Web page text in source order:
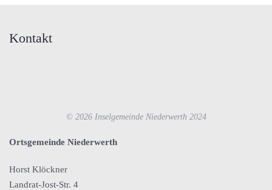
Kontakt
© 2026Inselgemeinde Niederwerth 2024
Ortsgemeinde Niederwerth
Horst Klöckner
Landrat-Jost-Str. 4